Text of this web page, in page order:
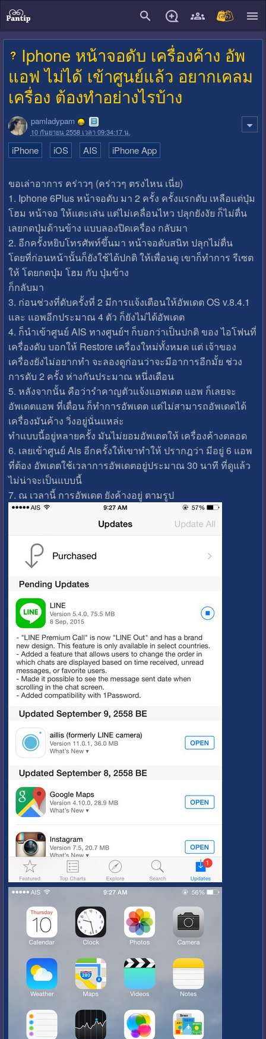
Iphone หน้าจอดับ เครื่องค้าง อัพ
แอฟ ไม่ได้ เข้าศูนย์แล้ว อยากเคลม
เครื่อง ต้องทำอย่างไรบ้าง
pamladypam
10 กันยายน 2558 เวลา 09:34:17 น.
iPhone iOS AIS iPhone App
ขอเล่าอาการ คร่าวๆ (คร่าวๆ ตรงไหน เนี่ย)
1. Iphone 6Plus หน้าจอดับ มา 2 ครั้ง ครั้งแรกดับ เหลือแต่ปุ่ม
โฮม หน้าจอ ให้แตะเล่น แต่ไม่เคลื่อนไหว ปลุกยังงัย ก็ไม่ตื่น
เลยกดปุ่มด้านข้าง แบบลองปิดเครื่อง กลับมา
2. อีกครั้งหยิบโทรศัพท์ขึ้นมา หน้าจอดับสนิท ปลุกไม่ตื่น
โดยที่ก่อนหน้านั้นก็ยังใช้ได้ปกติ ให้เพื่อนดู เขาก็ทำการ รีเซต
ให้ โดยกดปุ่ม โฮม กับ ปุ่มข้าง
ก็กลับมา
3. ก่อนช่วงที่ดับครั้งที่ 2 มีการแจ้งเตือนให้อัพเดต OS v.8.4.1
และ แอพอีกประมาณ 4 ตัว ก็ยังไม่ได้อัพเดต
4. ก็นำเข้าศูนย์ AIS ทางศูนย์ฯ ก็บอกว่าเป็นปกติ ของ ไอโฟนที่
เครื่องดับ บอกให้ Restore เครื่องใหม่ทั้งหมด แต่ เจ้าของ
เครื่องยังไม่อยากทำ จะลองดูก่อนว่าจะมีอาการอีกมั้ย ช่วง
การดับ 2 ครั้ง ห่างกันประมาณ หนึ่งเดือน
5. หลังจากนั้น คือว่ารำคาญตัวแจ้งแอพเดต แอพ ก็เลยจะ
อัพเดตแอพ ที่เตื่อน ก็ทำการอัพเดต แต่ไม่สามารถอัพเดตได้
เครื่องมันค้าง วิ่งอยู่นั่นแหล่ะ
ทำแบบนี้อยู่หลายครั้ง มันไม่ยอมอัพเดตให้ เครื่องค้างตลอด
6. เลยเข้าศูนย์ Ais อีกครั้งให้เขาทำให้ ปรากฎว่า มีอยู่ 6 แอพ
ที่ต้อง อัพเดตใช้เวลาการอัพเดตอยู่ประมาณ 30 นาที ที่ดูแล้ว
ไม่น่าจะเป็นแบบนี้
7. ณ เวลานี้ การอัพเดต ยังค้างอยู่ ตามรูป
close